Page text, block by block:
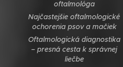
oftalmológa
Najčastejšie oftalmologické
ochorenia psov a mačiek
Oftalmologická diagnostika
– presná cesta k správnej
liečbe